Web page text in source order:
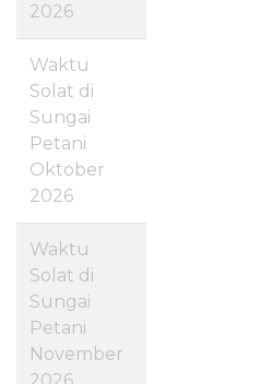
2026
Waktu
Solat di
Sungai
Petani
Oktober
2026
Waktu
Solat di
Sungai
Petani
November